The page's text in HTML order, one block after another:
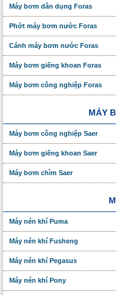
Máy bơm dân dụng Foras
Phớt máy bơm nước Foras
Cánh máy bơm nước Foras
Máy bơm giếng khoan Foras
Máy bơm công nghiệp Foras
MÁY
Máy bơm công nghiệp Saer
Máy bơm giếng khoan Saer
Máy bơm chìm Saer
Máy nén khí Puma
Máy nén khí Fusheng
Máy nén khí Pegasus
Máy nén khí Pony